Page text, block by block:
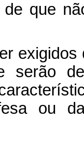
que
exigidos
serão
ou